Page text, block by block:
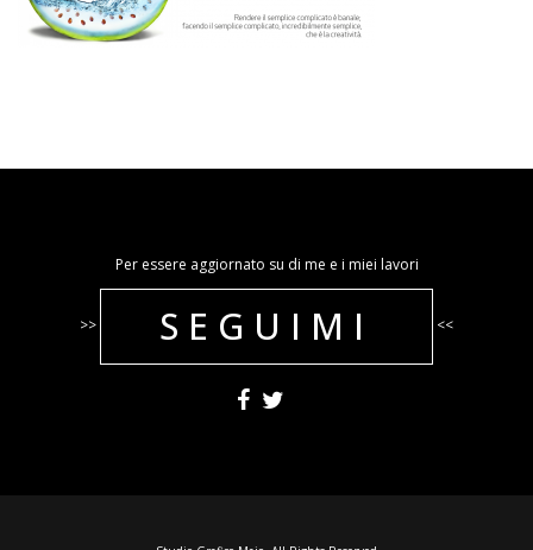
Per essere aggiornato su di me e i miei lavori
>> SEGUIMI <<